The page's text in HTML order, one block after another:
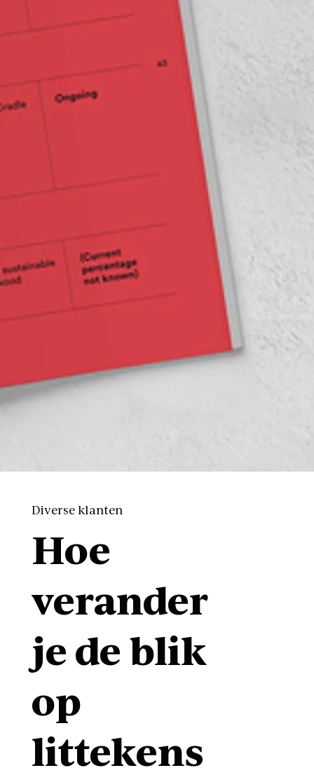
Diverse klanten
Hoe
verander
je de blik
op
littekens